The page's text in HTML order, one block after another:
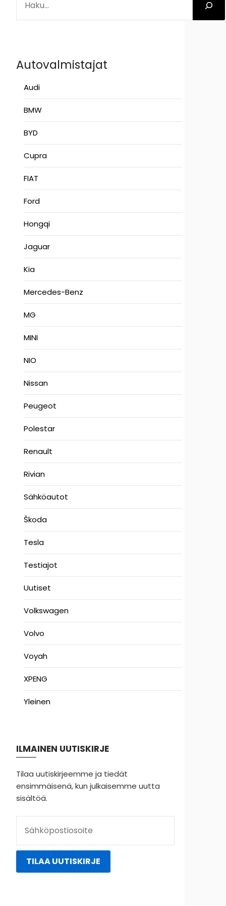
Autovalmistajat
Audi
BMW
BYD
Cupra
FIAT
Ford
Hongqi
Jaguar
Kia
Mercedes-Benz
MG
MINI
NIO
Nissan
Peugeot
Polestar
Renault
Rivian
Sähköautot
Škoda
Tesla
Testiajot
Uutiset
Volkswagen
Volvo
Voyah
XPENG
Yleinen
ILMAINEN UUTISKIRJE
Tilaa uutiskirjeemme ja tiedät
ensimmäisenä, kun julkaisemme uutta
sisältöä.